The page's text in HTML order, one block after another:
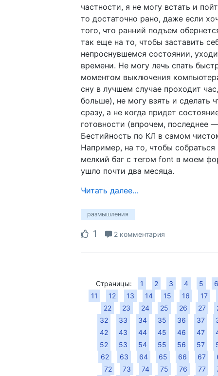
частности, я не могу встать и
то достаточно рано, даже если
того, что ранний подъем
так еще на то, чтобы заставить
непроснувшемся состоянии,
времени. Не могу лечь спать
моментом выключения
сну в лучшем случае проходит
больше), не могу взять и сделать
сразу, а не когда придет
готовности (впрочем, последнее
Бестийность по КЛ в самом
Например, на то, чтобы собраться
мелкий баг с тегом font в моем
ушло почти два месяца.
Читать далее…
размышления
1 2 комментария
Страницы: 1 2 3 4 5
6
11
12 13 14 15 16
17
22
23 24 25 26 27
32
33 34 35 36 37
42
43 44 45 46 47
52
53 54 55 56 57
62
63 64 65 66 67
72
73 74 75 76 77